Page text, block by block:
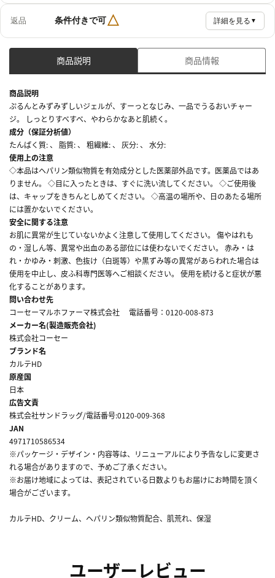
返品 条件付きで可△ 詳細を見る ▼
商品説明 商品情報
商品説明
ぷるんとみずみずしいジェルが、すーっとなじみ、一品でうるおいチャー
ジ。 しっとりすべすべ、やわらかなあと肌続く。
成分（保証分析値）
たんぱく質: 、 脂質: 、 粗繊維: 、 灰分: 、 水分:
使用上の注意
◇本品はヘパリン類似物質を有効成分とした医薬部外品です。医薬品ではあ
りません。 ◇目に入ったときは、すぐに洗い流してください。 ◇ご使用後
は、キャップをきちんとしめてください。 ◇高温の場所や、日のあたる場所
には置かないでください。
安全に関する注意
お肌に異常が生じていないかよく注意して使用してください。 傷やはれも
の・湿しん等、異常や出血のある部位には使わないでください。 赤み・は
れ・かゆみ・刺激、色抜け（白斑等）や黒ずみ等の異常があらわれた場合は
使用を中止し、皮ふ科専門医等へご相談ください。 使用を続けると症状が悪
化することがあります。
問い合わせ先
コーセーマルホファーマ株式会社 電話番号：0120-008-873
メーカー名(製造販売会社)
株式会社コーセー
ブランド名
カルテHD
原産国
日本
広告文責
株式会社サンドラッグ/電話番号:0120-009-368
JAN
4971710586534
※パッケージ・デザイン・内容等は、リニューアルにより予告なしに変更さ
れる場合がありますので、予めご了承ください。
※お届け地域によっては、表記されている日数よりもお届けにお時間を頂く
場合がございます。
カルテHD、クリーム、ヘパリン類似物質配合、肌荒れ、保湿
ユーザーレビュー